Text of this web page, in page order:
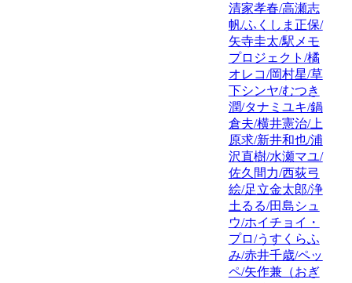
清家孝春/高瀬志
帆/ふくしま正保/
矢寺圭太/駅メモ
プロジェクト/橘
オレコ/岡村星/草
下シンヤ/むつき
潤/タナミユキ/鍋
倉夫/横井憲治/上
原求/新井和也/浦
沢直樹/水瀬マユ/
佐久間力/西荻弓
絵/足立金太郎/浄
土るる/田島シュ
ウ/ホイチョイ・
プロ/うすくらふ
み/赤井千歳/ペッ
ペ/矢作兼（おぎ